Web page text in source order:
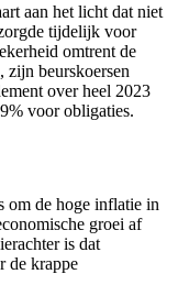
aan het licht dat niet
tijdelijk voor
omtrent de
zijn beurskoersen
over heel 2023
voor obligaties.
om de hoge inflatie in
groei af
is dat
de krappe